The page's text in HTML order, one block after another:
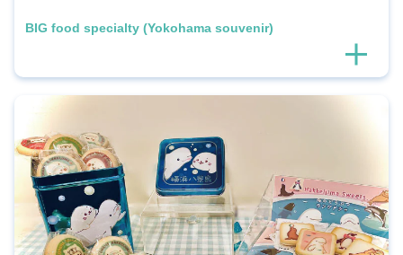
BIG food specialty (Yokohama souvenir)